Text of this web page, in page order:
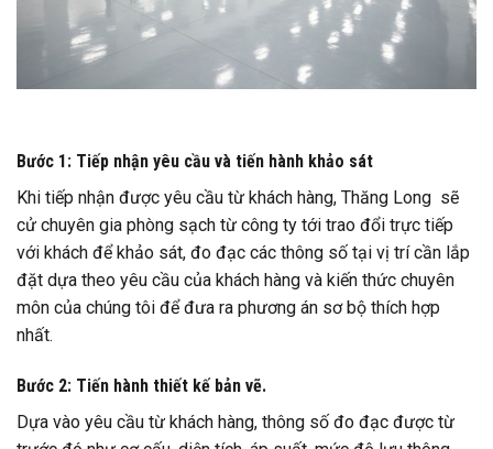
Bước 1: Tiếp nhận yêu cầu và tiến hành khảo sát
Khi tiếp nhận được yêu cầu từ khách hàng, Thăng Long sẽ
cử chuyên gia phòng sạch từ công ty tới trao đổi trực tiếp
với khách để khảo sát, đo đạc các thông số tại vị trí cần lắp
đặt dựa theo yêu cầu của khách hàng và kiến thức chuyên
môn của chúng tôi để đưa ra phương án sơ bộ thích hợp
nhất.
Bước 2: Tiến hành thiết kế bản vẽ.
Dựa vào yêu cầu từ khách hàng, thông số đo đạc được từ